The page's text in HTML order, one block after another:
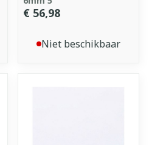
€ 56,98
Niet beschikbaar